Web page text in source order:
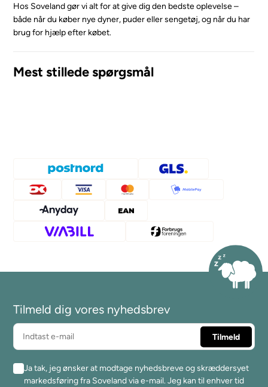
Hos Soveland gør vi alt for at give dig den bedste oplevelse –
både når du køber nye dyner, puder eller sengetøj, og når du har
brug for hjælp efter købet.
Mest stillede spørgsmål
Tilmeld dig vores nyhedsbrev
Ja tak, jeg ønsker at modtage nyhedsbreve og skræddersyet
markedsføring fra Soveland via e-mail. Jeg kan til enhver tid